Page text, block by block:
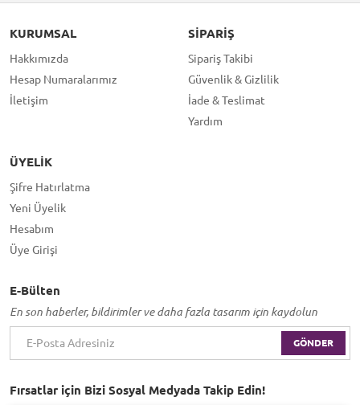
KURUMSAL
Hakkımızda
Hesap Numaralarımız
İletişim
SIPARIŞ
Sipariş Takibi
Güvenlik & Gizlilik
İade & Teslimat
Yardım
ÜYELIK
Şifre Hatırlatma
Yeni Üyelik
Hesabım
Üye Girişi
E-Bülten
En son haberler, bildirimler ve daha fazla tasarım için kaydolun
GÖNDER
Fırsatlar için Bizi Sosyal Medyada Takip Edin!